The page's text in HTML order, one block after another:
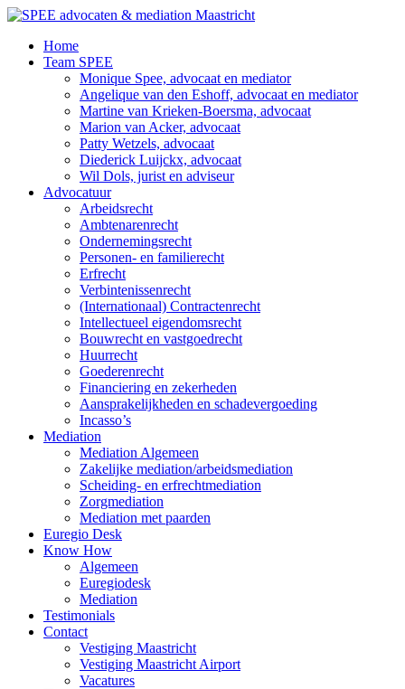
Ga
inhoud
Home
Team SPEE
Monique Spee, advocaat en mediator
Angelique van den Eshoff, advocaat en mediator
Martine van Krieken-Boersma, advocaat
Marion van Acker, advocaat
Patty Wetzels, advocaat
Diederick Luijckx, advocaat
Wil Dols, jurist en adviseur
Advocatuur
Arbeidsrecht
Ambtenarenrecht
Ondernemingsrecht
Personen- en familierecht
Erfrecht
Verbintenissenrecht
(Internationaal) Contractenrecht
Intellectueel eigendomsrecht
Bouwrecht en vastgoedrecht
Huurrecht
Goederenrecht
Financiering en zekerheden
Aansprakelijkheden en schadevergoeding
Incasso’s
Mediation
Mediation Algemeen
Zakelijke mediation/arbeidsmediation
Scheiding- en erfrechtmediation
Zorgmediation
Mediation met paarden
Euregio Desk
Know How
Algemeen
Euregiodesk
Mediation
Testimonials
Contact
Vestiging Maastricht
Vestiging Maastricht Airport
Vacatures